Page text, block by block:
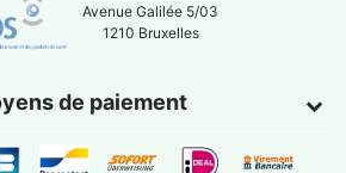
Avenue Galilée 5/03
1210 Bruxelles
de paiement